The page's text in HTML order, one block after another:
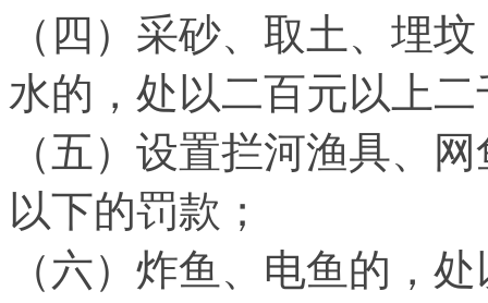
（四）采砂、取土、埋
水的，处以二百元以上
（五）设置拦河渔具、
以下的罚款；
（六）炸鱼、电鱼的，